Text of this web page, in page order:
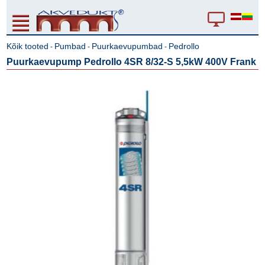
Kõik tooted - Pumbad - Puurkaevupumbad - Pedrollo
Puurkaevupump Pedrollo 4SR 8/32-S 5,5kW 400V Frank